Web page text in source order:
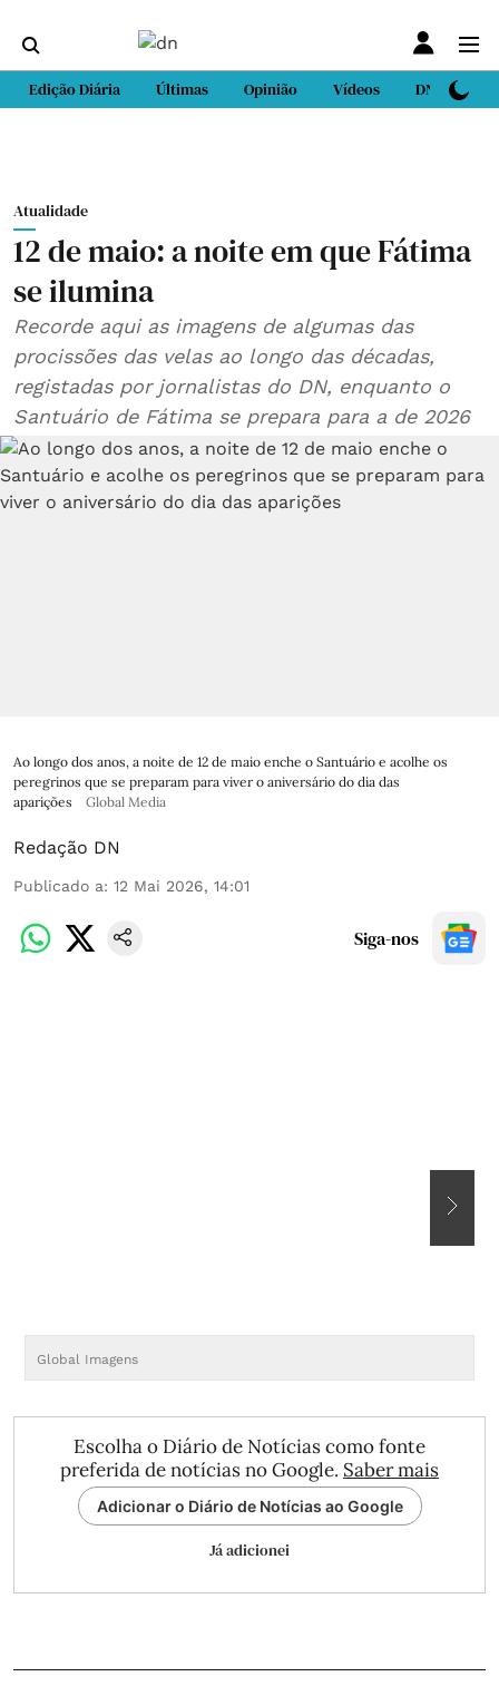
Edição Diária Últimas Opinião Vídeos DN Sport
Atualidade
12 de maio: a noite em que Fátima
se ilumina
Recorde aqui as imagens de algumas das
procissões das velas ao longo das décadas,
registadas por jornalistas do DN, enquanto o
Santuário de Fátima se prepara para a de 2026
Ao longo dos anos, a noite de 12 de maio enche o Santuário e acolhe os
peregrinos que se preparam para viver o aniversário do dia das
aparições
Global Media
Redação DN
Publicado a: 12 Mai 2026, 14:01
Siga-nos
Global Imagens
Escolha o Diário de Notícias como fonte
preferida de notícias no Google. Saber mais
Adicionar o Diário de Notícias ao Google
Já adicionei